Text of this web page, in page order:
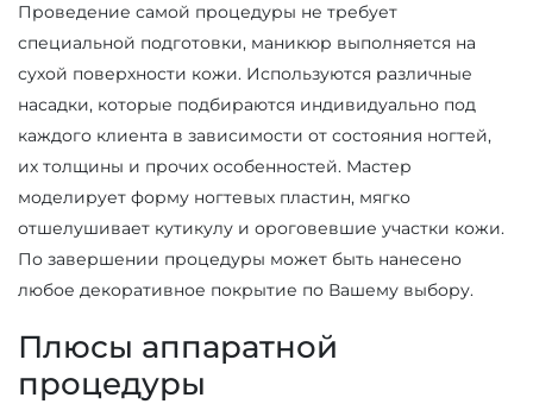
Проведение самой процедуры не требует
специальной подготовки, маникюр выполняется на
сухой поверхности кожи. Используются различные
насадки, которые подбираются индивидуально под
каждого клиента в зависимости от состояния ногтей,
их толщины и прочих особенностей. Мастер
моделирует форму ногтевых пластин, мягко
отшелушивает кутикулу и ороговевшие участки кожи.
По завершении процедуры может быть нанесено
любое декоративное покрытие по Вашему выбору.
Плюсы аппаратной
процедуры